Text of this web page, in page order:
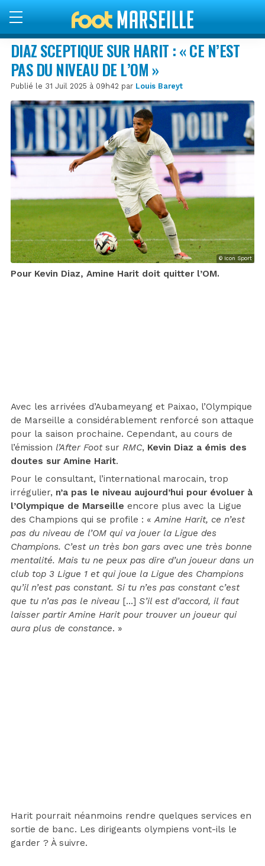
DIAZ SCEPTIQUE SUR HARIT : « CE N’EST
PAS DU NIVEAU DE L’OM »
Publié le 31 Juil 2025 à 09h42 par Louis Bareyt
© Icon Sport
Pour Kevin Diaz, Amine Harit doit quitter l’OM.
Avec les arrivées d’Aubameyang et Paixao, l’Olympique
de Marseille a considérablement renforcé son attaque
pour la saison prochaine. Cependant, au cours de
l’émission l’After Footsur RMC, Kevin Diaz a émis des
doutes sur Amine Harit.
Pour le consultant, l’international marocain, trop
irrégulier, n’a pas le niveau aujourd’hui pour évoluer à
l’Olympique de Marseille encore plus avec la Ligue
des Champions qui se profile : « Amine Harit, ce n’est
pas du niveau de l’OM qui va jouer la Ligue des
Champions. C’est un très bon gars avec une très bonne
mentalité. Mais tu ne peux pas dire d’un joueur dans un
club top 3 Ligue 1 et qui joue la Ligue des Champions
qu’il n’est pas constant. Si tu n’es pas constant c’est
que tu n’as pas le niveau […] S’il est d’accord, il faut
laisser partir Amine Harit pour trouver un joueur qui
aura plus de constance. »
Harit pourrait néanmoins rendre quelques services en
sortie de banc. Les dirigeants olympiens vont-ils le
garder ? À suivre.